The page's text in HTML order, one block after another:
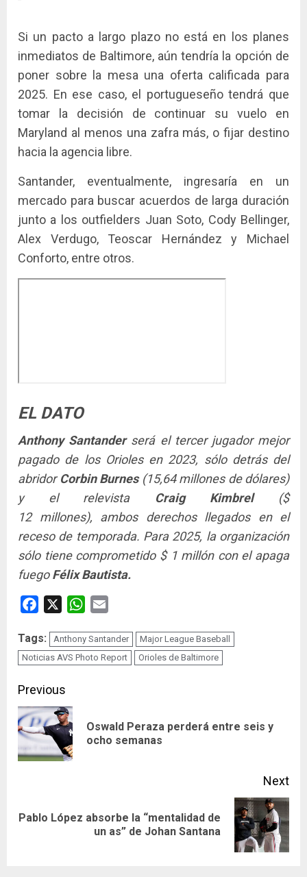
Si un pacto a largo plazo no está en los planes
inmediatos de Baltimore, aún tendría la opción de
poner sobre la mesa una oferta calificada para
2025. En ese caso, el portugueseño tendrá que
tomar la decisión de continuar su vuelo en
Maryland al menos una zafra más, o fijar destino
hacia la agencia libre.
Santander, eventualmente, ingresaría en un
mercado para buscar acuerdos de larga duración
junto a los outfielders Juan Soto, Cody Bellinger,
Alex Verdugo, Teoscar Hernández y Michael
Conforto, entre otros.
EL DATO
Anthony Santanderserá el tercer jugador mejor
pagado de los Orioles en 2023, sólo detrás del
abridor Corbin Burnes (15,64 millones de dólares)
y el relevista
Craig Kimbrel ($
12
millones),
ambos derechos llegados en el
receso de temporada. Para 2025, la organización
sólo tiene comprometido $ 1 millón con el apaga
fuegoFélix Bautista.
Facebook WhatsApp
Tags: Anthony Santander
Major League Baseball
Noticias AVS Photo Report
Orioles de Baltimore
Continue
Reading
Previous
Oswald Peraza perderá entre seis y
ocho semanas
Next
Next
Pablo López absorbe la “mentalidad de
un as” de Johan Santana